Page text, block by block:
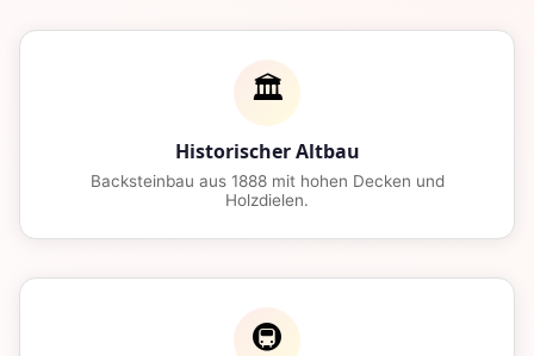
🏛️
Historischer Altbau
Backsteinbau aus 1888 mit hohen Decken und
Holzdielen.
🚇